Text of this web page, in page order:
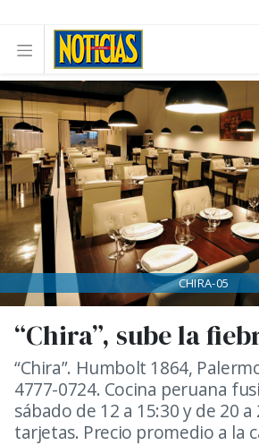
“Chira”, sube la
“Chira”. Humbolt 1864,
4777-0724. Cocina peruana
sábado de 12 a 15:30 y de 20
tarjetas. Precio promedio a la
CHIRA-05